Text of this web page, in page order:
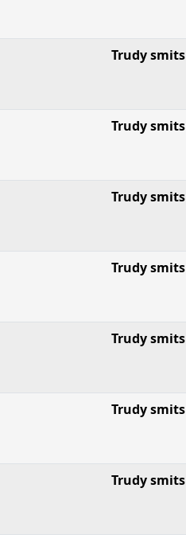
Trudy smits
Trudy smits
Trudy smits
Trudy smits
Trudy smits
Trudy smits
Trudy smits